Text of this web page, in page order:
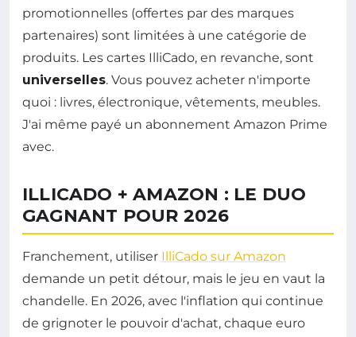
promotionnelles (offertes par des marques
partenaires) sont limitées à une catégorie de
produits. Les cartes IlliCado, en revanche, sont
universelles. Vous pouvez acheter n'importe
quoi : livres, électronique, vêtements, meubles.
J'ai même payé un abonnement Amazon Prime
avec.
ILLICADO + AMAZON : LE DUO
GAGNANT POUR 2026
Franchement, utiliser IlliCado sur Amazon
demande un petit détour, mais le jeu en vaut la
chandelle. En 2026, avec l'inflation qui continue
de grignoter le pouvoir d'achat, chaque euro